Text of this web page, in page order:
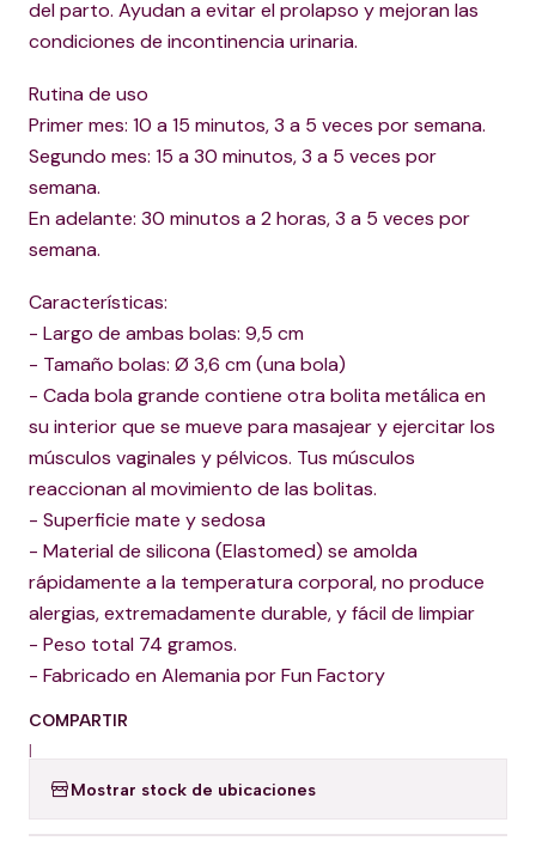
del parto. Ayudan a evitar el prolapso y mejoran las
condiciones de incontinencia urinaria.
Rutina de uso
Primer mes: 10 a 15 minutos, 3 a 5 veces por semana.
Segundo mes: 15 a 30 minutos, 3 a 5 veces por
semana.
En adelante: 30 minutos a 2 horas, 3 a 5 veces por
semana.
Características:
- Largo de ambas bolas: 9,5 cm
- Tamaño bolas: Ø 3,6 cm (una bola)
- Cada bola grande contiene otra bolita metálica en
su interior que se mueve para masajear y ejercitar los
músculos vaginales y pélvicos. Tus músculos
reaccionan al movimiento de las bolitas.
- Superficie mate y sedosa
- Material de silicona (Elastomed) se amolda
rápidamente a la temperatura corporal, no produce
alergias, extremadamente durable, y fácil de limpiar
- Peso total 74 gramos.
- Fabricado en Alemania por Fun Factory
COMPARTIR
|
Mostrar stock de ubicaciones